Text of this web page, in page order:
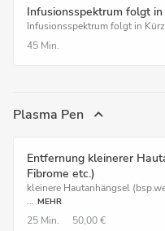
Infusionsspektrum folgt in
Infusionsspektrum folgt in
45 Min.
Plasma Pen
Entfernung kleinerer
Fibrome etc.)
kleinere Hautanhängsel
... MEHR
25 Min. 50,00 €